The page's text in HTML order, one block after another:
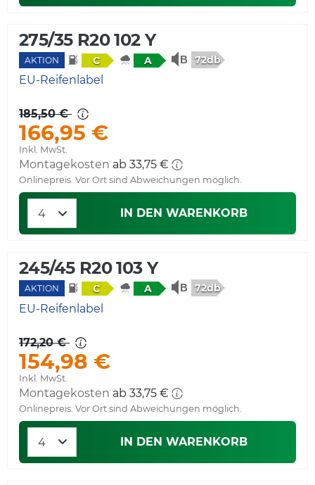
275/35 R20 102 Y
AKTION C A 72db
EU-Reifenlabel
185,50 €
166,95 €
Inkl. MwSt.
Montagekosten ab 33,75 €
Onlinepreis. Vor Ort sind Abweichungen möglich.
IN DEN WARENKORB
245/45 R20 103 Y
AKTION C A 72db
EU-Reifenlabel
172,20 €
154,98 €
Inkl. MwSt.
Montagekosten ab 33,75 €
Onlinepreis. Vor Ort sind Abweichungen möglich.
IN DEN WARENKORB